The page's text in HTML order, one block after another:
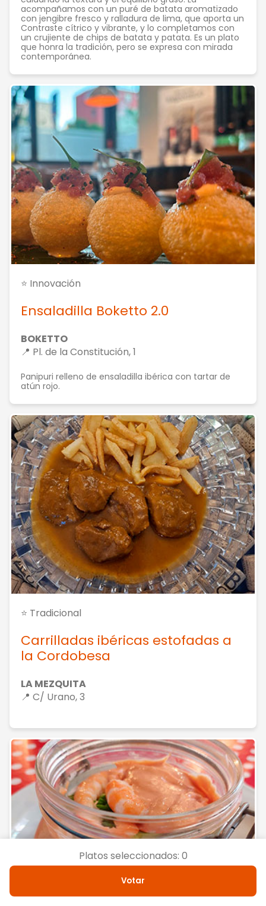
acompañamos con un puré de batata aromatizado
con jengibre fresco y ralladura de lima, que aporta un
Contraste cítrico y vibrante, y lo completamos con
un crujiente de chips de batata y patata. Es un plato
que honra la tradición, pero se expresa con mirada
contemporánea.
⭐ Innovación
Ensaladilla Boketto 2.0
BOKETTO
📍 Pl. de la Constitución, 1
Panipuri relleno de ensaladilla ibérica con tartar de
atún rojo.
⭐ Tradicional
Carrilladas ibéricas estofadas a
la Cordobesa
LA MEZQUITA
📍 C/ Urano, 3
Platos seleccionados: 0
Votar